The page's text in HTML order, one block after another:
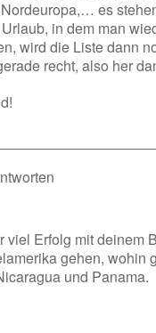
es
in dem man
wird die Liste dann
recht, also her
viel Erfolg mit deinem
gehen, wohin
und Panama.